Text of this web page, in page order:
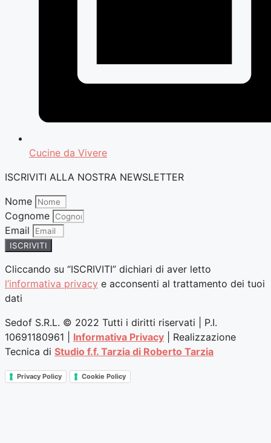
Cucine da Vivere
ISCRIVITI ALLA NOSTRA NEWSLETTER
Nome
Cognome
Email
ISCRIVITI
Cliccando su “ISCRIVITI” dichiari di aver letto
l’informativa privacy e acconsenti al trattamento dei tuoi
dati
Sedof S.R.L. © 2022 Tutti i diritti riservati | P.I.
10691180961 | Informativa Privacy | Realizzazione
Tecnica di Studio f.f. Tarzia di Roberto Tarzia
Privacy Policy Cookie Policy